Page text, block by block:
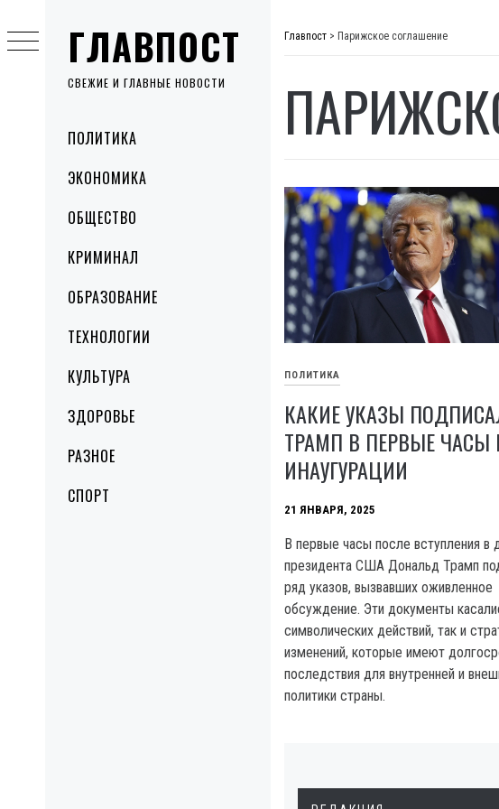
ГЛАВПОСТ
СВЕЖИЕ И ГЛАВНЫЕ НОВОСТИ
MenuПОЛИТИКА
ЭКОНОМИКА
ОБЩЕСТВО
КРИМИНАЛ
ОБРАЗОВАНИЕ
ТЕХНОЛОГИИ
КУЛЬТУРА
ЗДОРОВЬЕ
РАЗНОЕ
СПОРТ
to
content
Главпост > Парижское соглашение
ПОЛИТИКА
КАКИЕ УКАЗЫ
ТРАМП В ПЕРВЫЕ ЧАСЫ
ИНАУГУРАЦИИ
21 ЯНВАРЯ, 2025
В первые часы после вступления в
президента США Дональд Трамп
ряд указов, вызвавших оживленное
обсуждение. Эти документы
символических действий, так и
изменений, которые имеют
последствия для внутренней и
политики страны.